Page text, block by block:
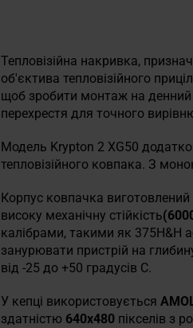
Тепловізійна накривка,
об'єктива тепловізійного
щоб зробити монтаж на
перехрестя для точного
Модель Krypton 2 XG50
тепловізійного ковпака. З
Корпус ковпачка виготовлений
високу механічну стійкість
калібрами, такими як 375H&H
занурювати пристрій на
від -25 до +50 градусів С.
У кепці використовується
здатністю 640x480 пікселів з